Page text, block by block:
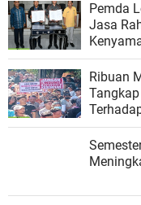
Pemda
Jasa
Ribuan